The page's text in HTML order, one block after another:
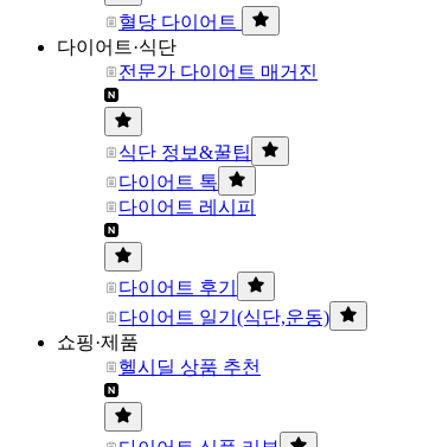
혈당 다이어트
다이어트·식단
전문가 다이어트 매거진
식단 정보&꿀팁
다이어트 톡
다이어트 레시피
다이어트 후기
다이어트 일기(식단,운동)
쇼핑·제품
헬시딜 상품 추천